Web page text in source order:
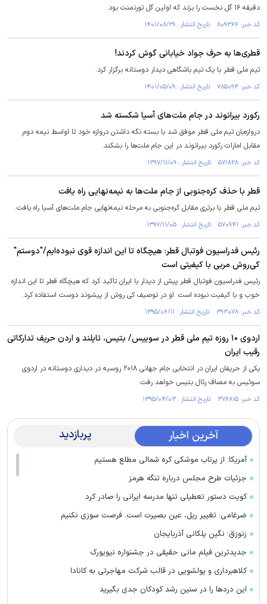
دقیقه ۱۶ گل نخست را بزند که اولین گل تورنمنت بود.
کد خبر: ۸۰۹۳۶۶ تاریخ انتشار : ۱۴۰۱/۰۸/۲۹
قطری‌ها به حرف جواد خیابانی گوش کردند!
تیم ملی قطر با یک تیم باشگاهی دیدار دوستانه برگزار کرد.
کد خبر: ۷۸۵۰۹۴ تاریخ انتشار : ۱۴۰۱/۰۵/۰۹
رکورد بیرانوند در جام ملت‌های آسیا شکسته شد
دروازه‌بان تیم ملی قطر موفق شد با بسته نگه داشتن دروازه خود تا اواسط نیمه دوم
مقابل امارات رکورد بیرانوند در این جام ملت‌ها را بشکند.
کد خبر: ۵۷۱۸۲۸ تاریخ انتشار : ۱۳۹۷/۱۱/۰۹
قطر با حذف کره‌جنوبی از جام ملت‌ها به نیمه‌نهایی راه یافت
تیم ملی قطر با برتری مقابل کره‌جنوبی به مرحله نیمه‌نهایی جام ملت‌های آسیا راه یافت.
کد خبر: ۵۷۰۹۴۱ تاریخ انتشار : ۱۳۹۷/۱۱/۰۵
رئیس فدراسیون فوتبال قطر: هیچگاه تا این اندازه قوی نبوده‌ایم/"دوستم"
کی‌روش مربی با کیفیتی است
رئیس فدراسیون فوتبال قطر پیش از دیدار با ایران تاکید کرد که هیچگاه قطر تا این اندازه
خوب و با کیفیت نبوده است. او در توصیف کی روش از پیشوند دوست استفاده کرد.
کد خبر: ۳۹۳۰۷۸ تاریخ انتشار : ۱۳۹۵/۰۶/۱۱
اردوی ۱۰ روزه تیم ملی قطر در سوییس/ بتیس، تایلند و اردن حریف تدارکاتی
رقیب ایران
یکی از حریفان ایران در انتخابی جام جهانی ۲۰۱۸ روسیه در دیداری دوستانه در اردوی
سوئیس به مصاف رئال بتیس خواهد رفت.
کد خبر: ۳۷۶۸۱۵ تاریخ انتشار : ۱۳۹۵/۰۴/۰۳
آخرین اخبار پربازدید
آمریکا: از پرتاب موشکی کره شمالی مطلع هستیم
جزئیات طرح مجلس درباره تنگه هرمز
کویت دستور تعطیلی تنها مدرسه ایرانی را صادر کرد
ضرغامی: تغییر ریل، عین بصیرت است. فرصت سوزی نکنیم
زنوزق؛ نگین پلکانی آذربایجان
جدیدترین فیلم مانی حقیقی در جشنواره نیویورک
کلاهبرداری و پولشویی در قالب شرکت مهاجرتی به کانادا
این درد‌ها را در سنین رشد کودکان جدی بگیرید